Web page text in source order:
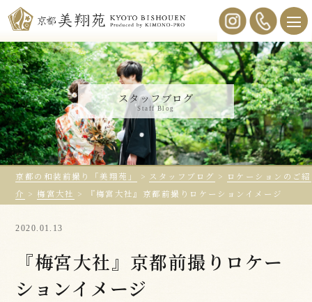
スタッフブログ
Staff Blog
京都の和装前撮り「美翔苑」 > スタッフブログ > ロケーションのご紹
介 >梅宮大社 > 『梅宮大社』京都前撮りロケーションイメージ
2020.01.13
『梅宮大社』京都前撮りロケー
ションイメージ